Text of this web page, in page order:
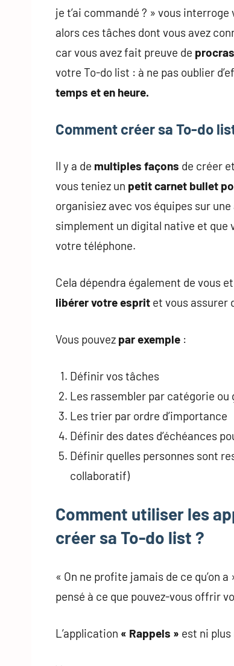
je t’ai commandé ? » vous
alors ces tâches dont vous avez
car vous avez fait preuve de
votre To-do list : à ne pas oublier
temps et en heure.
Comment créer sa To-do
Il y a de multiples façons de créer
vous teniez un petit carnet bullet
organisiez avec vos équipes sur
simplement un digital native et que
votre téléphone.
Cela dépendra également de vous
libérer votre esprit et vous assurer
Vous pouvez parexemple :
Définir vos tâches
Les rassembler par catégorie ou
Les trier par ordre d’importance
Définir des dates d’échéances
Définir quelles personnes sont
collaboratif)
Comment utiliser les
créer sa To-do list ?
« On ne profite jamais de ce qu’on
pensé à ce que pouvez-vous offrir
L’application « Rappels » est ni